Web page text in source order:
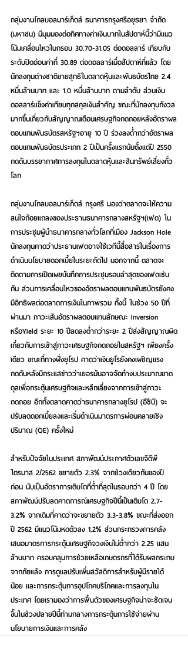
กลุ่มงานโกลบอลมาร์เก็ตส์ ธนาคารกรุงศรีอยุธยา จำกัด
(มหาชน) มีมุมมองต่อทิศทางค่าเงินบาทในสัปดาห์นี้ว่ามีแนว
โน้มเคลื่อนไหวในกรอบ 30.70-31.05 ต่อดอลลาร์ เทียบกับ
ระดับปิดอ่อนค่าที่ 30.89 ต่อดอลลาร์เมื่อสัปดาห์ที่แล้ว โดย
นักลงทุนต่างชาติขายสุทธิในตลาดหุ้นและพันธบัตรไทย 2.4
หมื่นล้านบาท และ 1.0 หมื่นล้านบาท ตามลำดับ ส่วนเงิน
ดอลลาร์แข็งค่าเทียบทุกสกุลเงินสำคัญ ขณะที่นักลงทุนกังวล
มากขึ้นเกี่ยวกับสัญญาณเตือนเศรษฐกิจถดถอยหลังอัตราผล
ตอบแทนพันธบัตรสหรัฐฯอายุ 10 ปี ร่วงลงต่ำกว่าอัตราผล
ตอบแทนพันธบัตรประเภท 2 ปีเป็นครั้งแรกนับตั้งแต่ปี 2550
กดดันบรรยากาศการลงทุนในตลาดหุ้นและสินทรัพย์เสี่ยงทั่ว
โลก
กลุ่มงานโกลบอลมาร์เก็ตส์ กรุงศรี มองว่าตลาดจะให้ความ
สนใจถ้อยแถลงของประธานธนาคารกลางสหรัฐฯ(เฟด) ใน
การประชุมผู้นำธนาคารกลางทั่วโลกที่เมือง Jackson Hole
นักลงทุนคาดว่าประธานเฟดอาจใช้เวทีนี้สื่อสารในเรื่องการ
ดำเนินนโยบายดอกเบี้ยในระยะถัดไป นอกจากนี้ ตลาดจะ
ติดตามการเปิดเผยบันทึกการประชุมรอบล่าสุดของเฟดเช่น
กัน ส่วนการเคลื่อนไหวของอัตราผลตอบแทนพันธบัตรยังคง
มีอิทธิผลต่อตลาดการเงินในภาพรวม ทั้งนี้ ในช่วง 50 ปีที่
ผ่านมา ภาวะเส้นอัตราผลตอบแทนลักษณะ Inversion
หรือYield ระยะ 10 ปีลดลงต่ำกว่าระยะ 2 ปีส่งสัญญาณผิด
เกี่ยวกับการเข้าสู่ภาวะเศรษฐกิจถดถอยในสหรัฐฯ เพียงครั้ง
เดียว ขณะที่ทางฝั่งยุโรป คาดว่าเงินยูโรยังคงเผชิญแรง
กดดันหลังมีกระแสข่าวว่าเยอรมันอาจจัดทำงบประมาณขาด
ดุลเพื่อกระตุ้นเศรษฐกิจและหลีกเลี่ยงจากการเข้าสู่ภาวะ
ถดถอย อีกทั้งตลาดคาดว่าธนาคารกลางยุโรป (อีซีบี) จะ
ปรับลดดอกเบี้ยลงและเริ่มดำเนินมาตรการผ่อนคลายเชิง
ปริมาณ (QE) ครั้งใหม่
สำหรับปัจจัยในประเทศ สภาพัฒน์ประกาศตัวเลขจีดีพี
ไตรมาส 2/2562 ขยายตัว 2.3% จากช่วงเดียวกันของปี
ก่อน นับเป็นอัตราการเติบโตที่ต่ำที่สุดในรอบกว่า 4 ปี โดย
สภาพัฒน์ปรับลดคาดการณ์เศรษฐกิจปีนี้เป็นเติบโต 2.7-
3.2% จากเดิมที่คาดว่าจะขยายตัว 3.3-3.8% ขณะที่ส่งออก
ปี 2562 มีแนวโน้มหดตัวลง 1.2% ส่วนกระทรวงการคลัง
เสนอมาตรการกระตุ้นเศรษฐกิจวงเงินไม่ต่ำกว่า 2.25 แสน
ล้านบาท ครอบคลุมการช่วยเหลือเกษตรกรที่ได้รับผลกระทบ
จากภัยแล้ง การดูแลปรับเพิ่มสวัสดิการสำหรับผู้มีรายได้
น้อย และการกระตุ้นการอุปโภคบริโภคและการลงทุนใน
ประเทศ โดยเรามองว่าการฟื้นตัวของเศรษฐกิจน่าจะชัดเจน
ขึ้นในช่วงปลายปีนี้ท่ามกลางการกระตุ้นการใช้จ่ายผ่าน
นโยบายการเงินและการคลัง